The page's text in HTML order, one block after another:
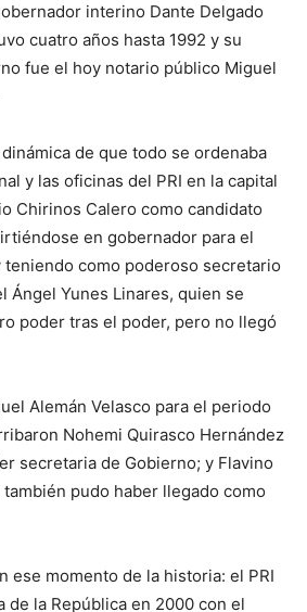
interino Dante Delgado
cuatro años hasta 1992 y su
fue el hoy notario público Miguel
de que todo se ordenaba
y las oficinas del PRI en la capital
Chirinos Calero como candidato
en gobernador para el
teniendo como poderoso secretario
Ángel Yunes Linares, quien se
poder tras el poder, pero no llegó
Alemán Velasco para el periodo
Nohemi Quirasco Hernández
secretaria de Gobierno; y Flavino
pudo haber llegado como
ese momento de la historia: el PRI
de la República en 2000 con el